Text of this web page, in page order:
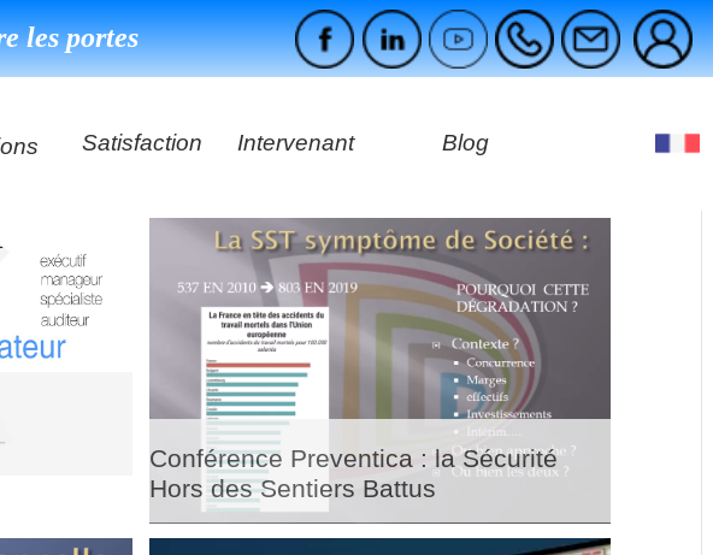
les portes
Audit
Satisfaction
Témoignages
Intervenant Blog
Conférence Preventica : la Sécurité
Hors des Sentiers Battus